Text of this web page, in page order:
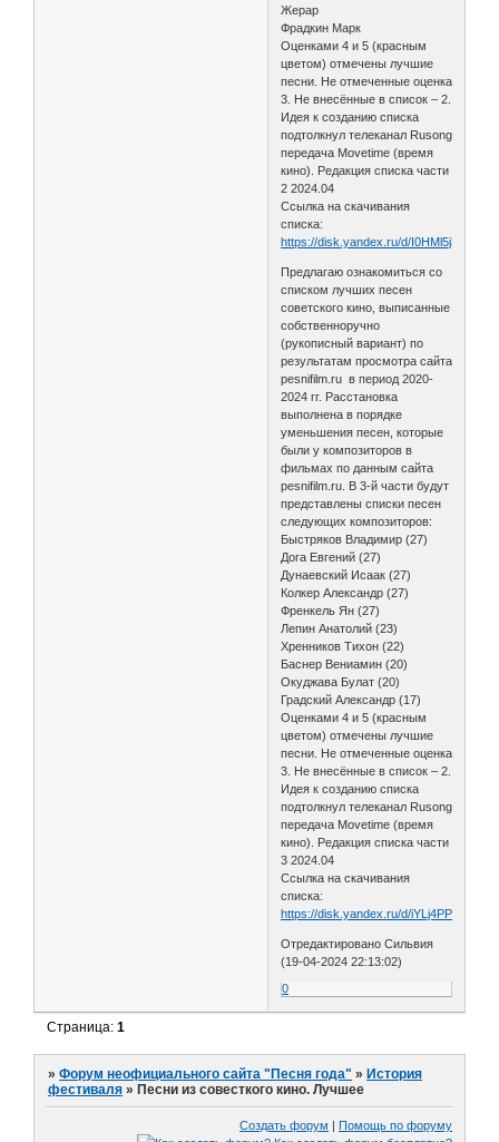
Жерар
Фрадкин Марк
Оценками 4 и 5 (красным
цветом) отмечены лучшие
песни. Не отмеченные оценка
3. Не внесённые в список – 2.
Идея к созданию списка
подтолкнул телеканал Rusong
передача Movetime (время
кино). Редакция списка части
2 2024.04
Ссылка на скачивания
списка:
https://disk.yandex.ru/d/
Предлагаю ознакомиться со
списком лучших песен
советского кино, выписанные
собственноручно
(рукописный вариант) по
результатам просмотра сайта
pesnifilm.ru в период 2020-
2024 гг. Расстановка
выполнена в порядке
уменьшения песен, которые
были у композиторов в
фильмах по данным сайта
pesnifilm.ru. В 3-й части будут
представлены списки песен
следующих композиторов:
Быстряков Владимир (27)
Дога Евгений (27)
Дунаевский Исаак (27)
Колкер Александр (27)
Френкель Ян (27)
Лепин Анатолий (23)
Хренников Тихон (22)
Баснер Вениамин (20)
Окуджава Булат (20)
Градский Александр (17)
Оценками 4 и 5 (красным
цветом) отмечены лучшие
песни. Не отмеченные оценка
3. Не внесённые в список – 2.
Идея к созданию списка
подтолкнул телеканал Rusong
передача Movetime (время
кино). Редакция списка части
3 2024.04
Ссылка на скачивания
списка:
https://disk.yandex.ru/d/
Отредактировано Сильвия
(19-04-2024 22:13:02)
0
Страница:1
»Форум неофициального сайта "Песня года" » История
фестиваля » Песни из совесткого кино. Лучшее
Создать форум | Помощь по форуму